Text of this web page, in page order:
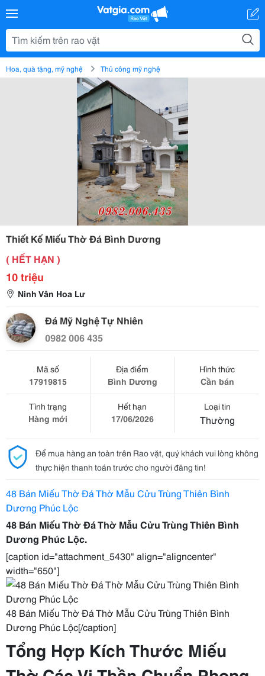
Hoa, quà tặng, mỹ nghệ Thủ công mỹ nghệ
Thiết Kế Miếu Thờ Đá Bình Dương
( HẾT HẠN )
10 triệu
Ninh Vân Hoa Lư
Đá Mỹ Nghệ Tự Nhiên
0982 006 435
Mã số
17919815
Địa điểm
Bình Dương
Hình thức
Cần bán
Tình trạng
Hàng mới
Hết hạn
17/06/2026
Loại tin
Thường
Để mua hàng an toàn trên Rao vặt, quý khách vui lòng không
thực hiện thanh toán trước cho người đăng tin!
48 Bán Miếu Thờ Đá Thờ Mẫu Cửu Trùng Thiên Bình
Dương Phúc Lộc
48 Bán Miếu Thờ Đá Thờ Mẫu Cửu Trùng Thiên Bình
Dương Phúc Lộc.
[caption id="attachment_5430" align="aligncenter"
width="650"]
48 Bán Miếu Thờ Đá Thờ Mẫu Cửu Trùng Thiên Bình
Dương Phúc Lộc[/caption]
Tổng Hợp Kích Thước Miếu